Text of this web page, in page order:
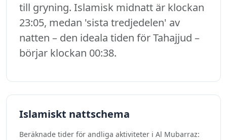
till gryning. Islamisk midnatt är klockan
23:05, medan 'sista tredjedelen' av
natten – den ideala tiden för Tahajjud –
börjar klockan 00:38.
Islamiskt nattschema
Beräknade tider för andliga aktiviteter i Al Mubarraz: